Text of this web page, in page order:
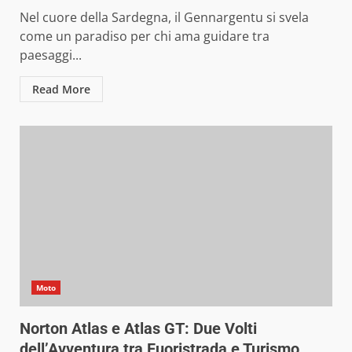
Nel cuore della Sardegna, il Gennargentu si svela
come un paradiso per chi ama guidare tra
paesaggi...
Read More
Moto
Norton Atlas e Atlas GT: Due Volti